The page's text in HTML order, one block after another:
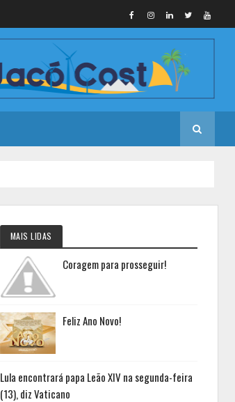
MAIS LIDAS
Coragem para prosseguir!
Feliz Ano Novo!
Lula encontrará papa Leão XIV na segunda-feira
(13), diz Vaticano